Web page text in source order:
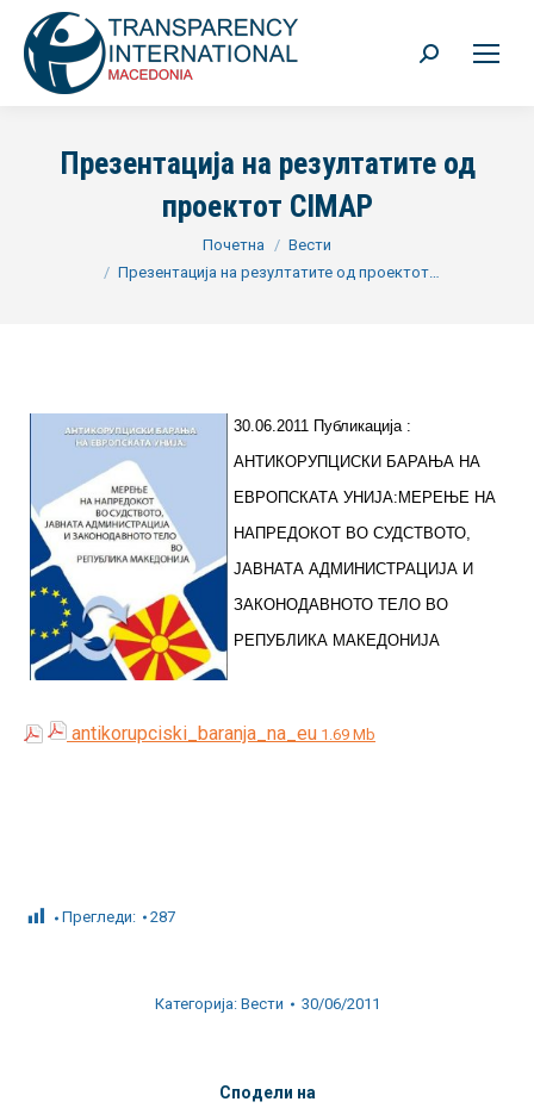
Search:
Презентација на резултатите од
проектот CIMAP
Почетна
Вести
Презентација на резултатите од проектот…
30.06.2011 Публикација :
АНТИКОРУПЦИСКИ БАРАЊА НА
ЕВРОПСКАТА УНИЈА:МЕРЕЊЕ НА
НАПРЕДОКОТ ВО СУДСТВОТО,
ЈАВНАТА АДМИНИСТРАЦИЈА И
ЗАКОНОДАВНОТО ТЕЛО ВО
РЕПУБЛИКА МАКЕДОНИЈА
antikorupciski_baranja_na_eu 1.69 Mb
Прегледи: 287
Категорија: Вести 30/06/2011
Сподели на